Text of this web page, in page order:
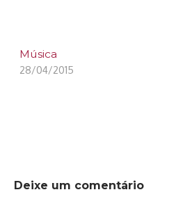
Música
28/04/2015
Deixe um comentário